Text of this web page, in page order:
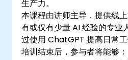
生产力。
本课程由讲师主导，提供线
有或仅有少量 AI 经验的专业
过使用 ChatGPT 提高日常工
培训结束后，参与者将能够：